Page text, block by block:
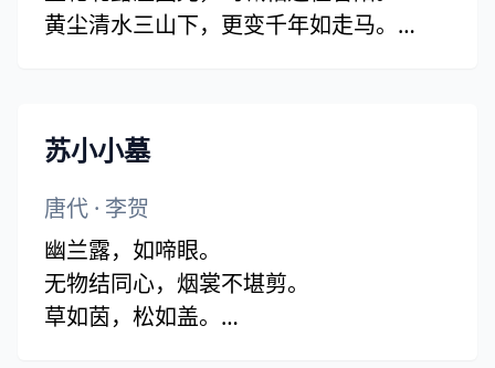
黄尘清水三山下，更变千年如走马。
苏小小墓
唐代 · 李贺
幽兰露，如啼眼。
无物结同心，烟裳不堪剪。
草如茵，松如盖。